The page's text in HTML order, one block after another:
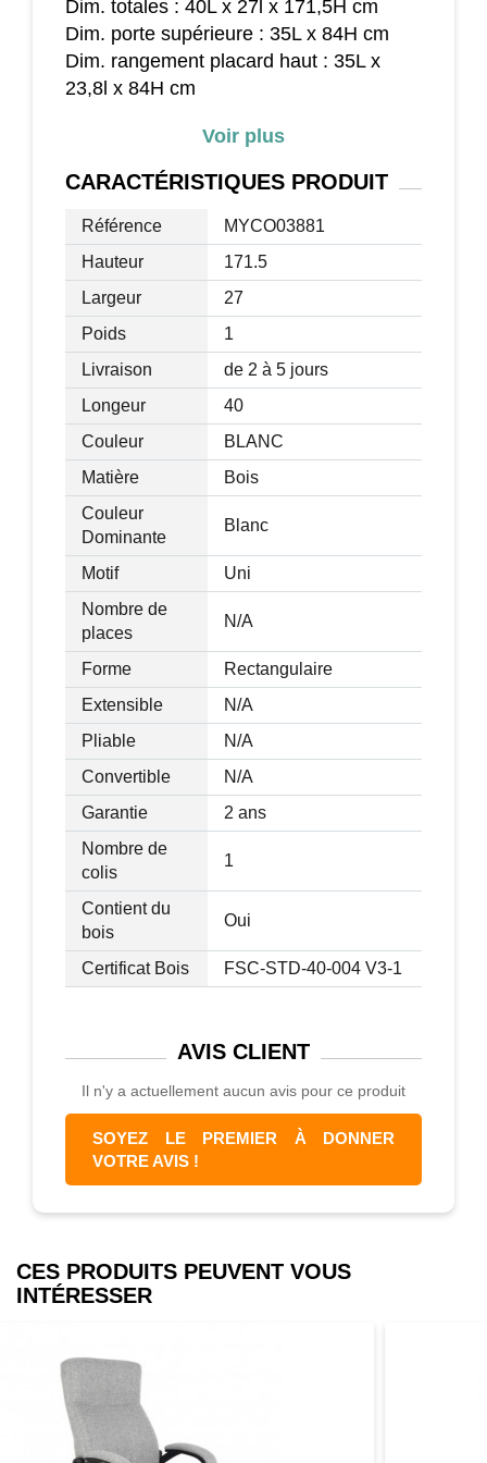
Dim. totales : 40L x 27l x 171,5H cm
Dim. porte supérieure : 35L x 84H cm
Dim. rangement placard haut : 35L x
23,8l x 84H cm
Dim. porte inférieure : 34,8L x 58,8H cm
Dim. rangement placard bas : 35L x 23,8l
x 58,8H cm
Charge max. recommandée totale : 27
Kg
Livraison effectuée en un colis
Voir plus
CARACTÉRISTIQUES PRODUIT
Référence
MYCO03881
Hauteur
171.5
Largeur
27
Poids
1
Livraison
de 2 à 5 jours
Longeur
40
Couleur
BLANC
Matière
Bois
Couleur
Dominante
Blanc
Motif
Uni
Nombre de
places
N/A
Forme
Rectangulaire
Extensible
N/A
Pliable
N/A
Convertible
N/A
Garantie
2 ans
Nombre de
colis
1
Contient du
bois
Oui
Certificat Bois FSC-STD-40-004 V3-1
AVIS CLIENT
Il n'y a actuellement aucun avis pour ce produit
SOYEZ LE PREMIER À DONNER
VOTRE AVIS !
CES PRODUITS PEUVENT VOUS
INTÉRESSER